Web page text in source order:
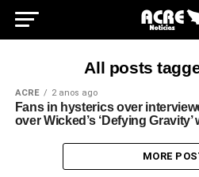
All posts
ACRE 2 anos ago
Fans in hysterics over
over Wicked’s ‘Defying
MORE